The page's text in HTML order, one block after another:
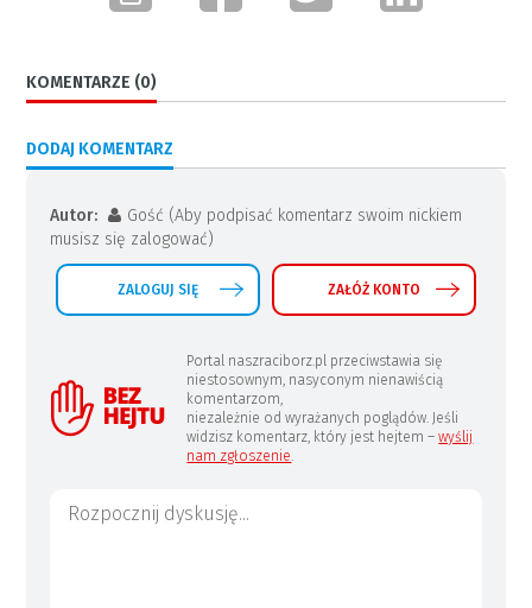
KOMENTARZE (0)
DODAJ KOMENTARZ
Autor:
Gość (Aby podpisać komentarz swoim nickiem
musisz się zalogować)
ZALOGUJ SIĘ ZAŁÓŻ KONTO
Portal naszraciborz.pl przeciwstawia się
niestosownym, nasyconym nienawiścią
komentarzom,
niezależnie od wyrażanych poglądów. Jeśli
widzisz komentarz, który jest hejtem –wyślij
nam zgłoszenie.